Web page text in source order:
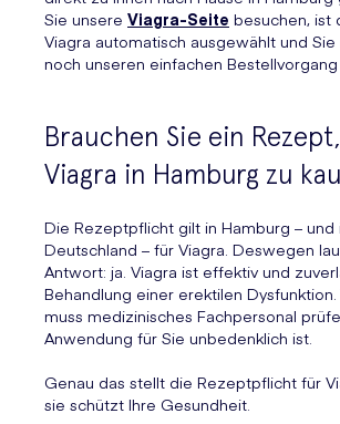
Sie unsere Viagra-Seite besuchen, ist
Viagra automatisch ausgewählt und Sie
noch unseren einfachen
Brauchen Sie ein
Viagra in Hamburg zu
Die Rezeptpflicht gilt in Hamburg – und
Deutschland – für Viagra. Deswegen
Antwort: ja. Viagra ist effektiv und
Behandlung einer erektilen
muss medizinisches Fachpersonal
Anwendung für Sie unbedenklich ist.
Genau das stellt die Rezeptpflicht für
sie schützt Ihre Gesundheit.